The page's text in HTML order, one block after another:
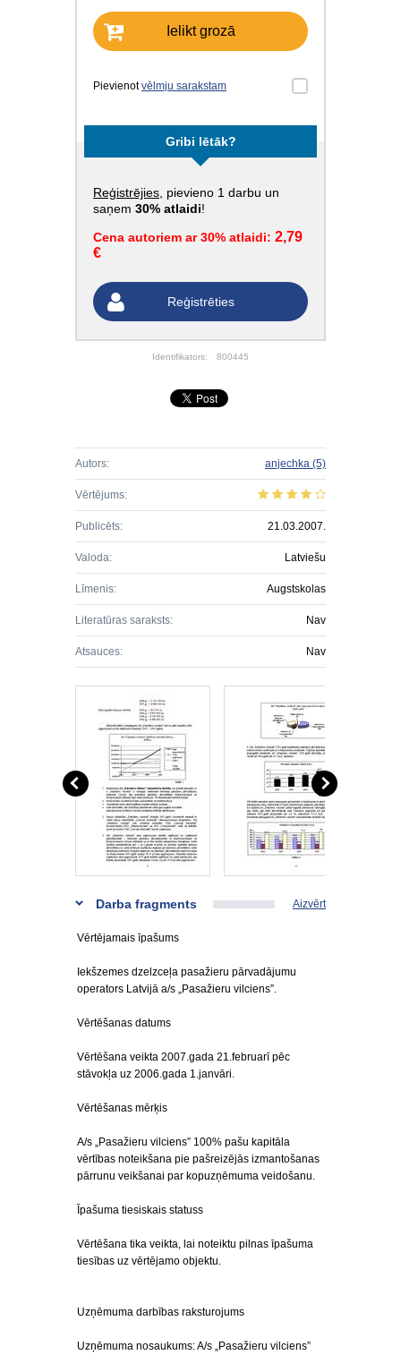
Ielikt grozā
Pievienotvēlmju sarakstam
Gribi lētāk?
Reģistrējies , pievieno 1 darbu un
saņem 30% atlaidi!
Cena autoriem ar 30% atlaidi: 2,79
€
Reģistrēties
Identifikators: 800445
Autors: anjechka (5)
Vērtējums:
Publicēts: 21.03.2007.
Valoda: Latviešu
Līmenis: Augstskolas
Literatūras saraksts: Nav
Atsauces: Nav
Darba fragments Aizvērt
Vērtējamais īpašums
Iekšzemes dzelzceļa pasažieru pārvadājumu
operators Latvijā a/s „Pasažieru vilciens”.
Vērtēšanas datums
Vērtēšana veikta 2007.gada 21.februarī pēc
stāvokļa uz 2006.gada 1.janvāri.
Vērtēšanas mērķis
A/s „Pasažieru vilciens” 100% pašu kapitāla
vērtības noteikšana pie pašreizējās izmantošanas
pārrunu veikšanai par kopuzņēmuma veidošanu.
Īpašuma tiesiskais statuss
Vērtēšana tika veikta, lai noteiktu pilnas īpašuma
tiesības uz vērtējamo objektu.
Uzņēmuma darbības raksturojums
Uzņēmuma nosaukums: A/s „Pasažieru vilciens”